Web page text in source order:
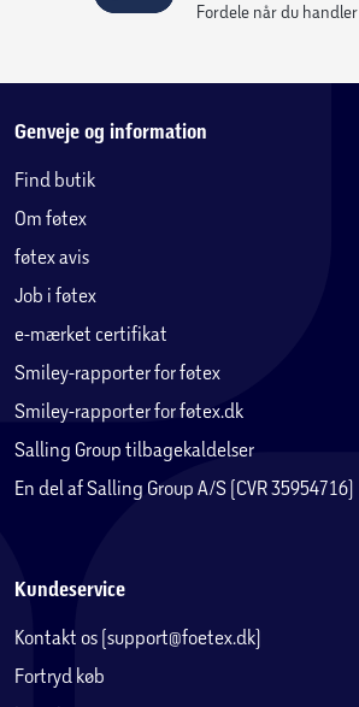
Fordele når du handler
Genveje og information
Find butik
Om føtex
føtex avis
Job i føtex
e-mærket certifikat
Smiley-rapporter for føtex
Smiley-rapporter for føtex.dk
Salling Group tilbagekaldelser
En del af Salling Group A/S (CVR 35954716)
Kundeservice
Kontakt os (support@foetex.dk)
Fortryd køb